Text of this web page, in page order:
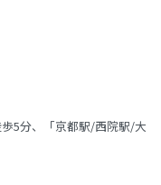
5分、「京都駅/西院駅/大